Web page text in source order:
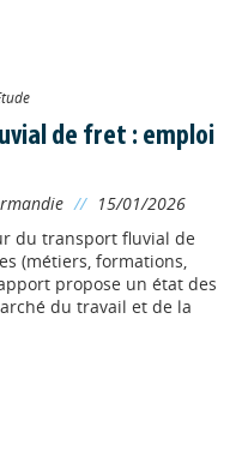
de fret : emploi
// 15/01/2026
du transport fluvial de
(métiers, formations,
propose un état des
du travail et de la